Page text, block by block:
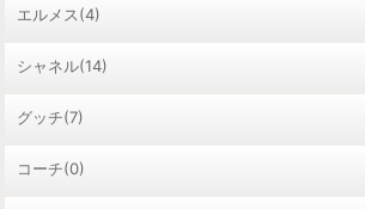
エルメス(4)
シャネル(14)
グッチ(7)
コーチ(0)